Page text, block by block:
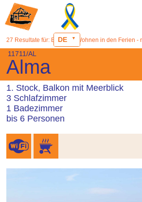
DE
27 Resultate für: Ericeira - Wohnen in den Ferien -
11711/AL
Alma
1. Stock, Balkon mit Meerblick
3 Schlafzimmer
1 Badezimmer
bis 6 Personen